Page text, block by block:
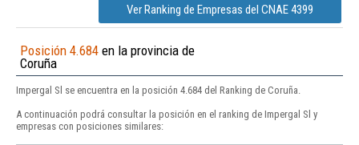
Ver Ranking de Empresas del CNAE 4399
Posición 4.684 en la provincia de
Coruña
Impergal Sl se encuentra en la posición 4.684 del Ranking de Coruña.
A continuación podrá consultar la posición en el ranking de Impergal Sl y
empresas con posiciones similares: